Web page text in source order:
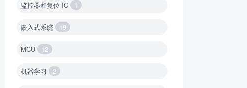
监控器和复位 IC 1
嵌入式系统 19
MCU 12
机器学习 2